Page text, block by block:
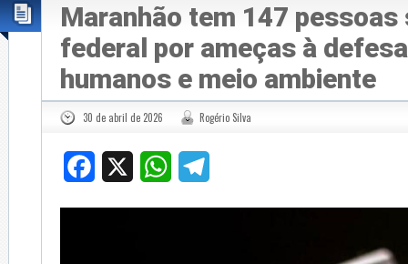
Maranhão tem 147
federal por ameças à
humanos e meio ambiente
30 de abril de 2026 Rogério Silva
Facebook WhatsApp